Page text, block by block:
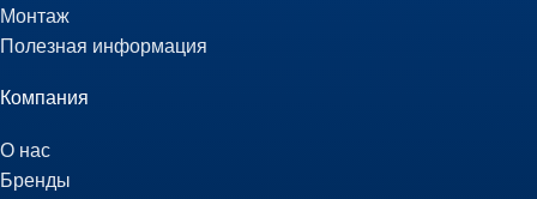
Монтаж
Полезная информация
Компания
О нас
Бренды